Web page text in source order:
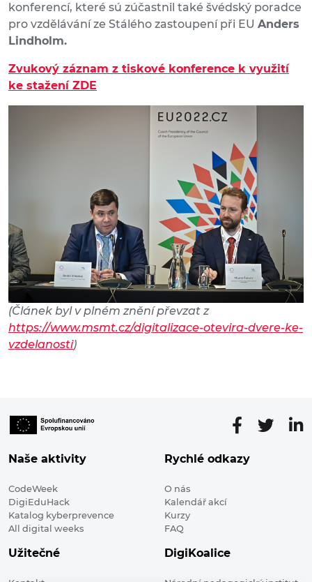
konferencí, které sú zúčastnil také švédský poradce
pro vzdělávání ze Stálého zastoupení při EU Anders
Lindholm.
Zvukový záznam z tiskové konference k využití
ke stažení ZDE
(Článek byl v plném znění převzat z
https://www.msmt.cz/digitalizace-otevira-dvere-ke-
vzdelanosti)
Naše aktivity
CodeWeek
DigiEduHack
Katalog kyberprevence
All digital weeks
Rychlé odkazy
O nás
Kalendář akcí
Kurzy
FAQ
Užitečné DigiKoalice